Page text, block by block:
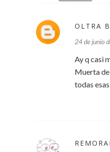
OLTRA
24 de junio
Ay q casi
Muerta
todas